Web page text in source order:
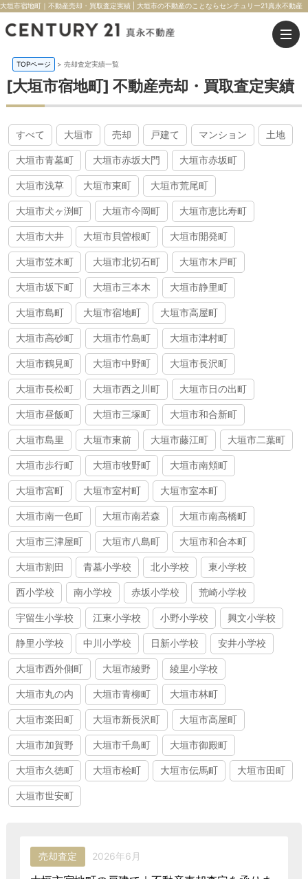
大垣市宿地町｜不動産売却・買取査定実績 | 大垣市の不動産のことならセンチュリー21真永不動産
TOPページ > 売却査定実績一覧
[大垣市宿地町] 不動産売却・買取査定実績
すべて 大垣市 売却 戸建て マンション 土地
大垣市青墓町 大垣市赤坂大門 大垣市赤坂町
大垣市浅草 大垣市東町 大垣市荒尾町
大垣市犬ヶ渕町 大垣市今岡町 大垣市恵比寿町
大垣市大井 大垣市貝曽根町 大垣市開発町
大垣市笠木町 大垣市北切石町 大垣市木戸町
大垣市坂下町 大垣市三本木 大垣市静里町
大垣市島町 大垣市宿地町 大垣市高屋町
大垣市高砂町 大垣市竹島町 大垣市津村町
大垣市鶴見町 大垣市中野町 大垣市長沢町
大垣市長松町 大垣市西之川町 大垣市日の出町
大垣市昼飯町 大垣市三塚町 大垣市和合新町
大垣市島里 大垣市東前 大垣市藤江町 大垣市二葉町
大垣市歩行町 大垣市牧野町 大垣市南頬町
大垣市宮町 大垣市室村町 大垣市室本町
大垣市南一色町 大垣市南若森 大垣市南高橋町
大垣市三津屋町 大垣市八島町 大垣市和合本町
大垣市割田 青墓小学校 北小学校 東小学校
西小学校 南小学校 赤坂小学校 荒崎小学校
宇留生小学校 江東小学校 小野小学校 興文小学校
静里小学校 中川小学校 日新小学校 安井小学校
大垣市西外側町 大垣市綾野 綾里小学校
大垣市丸の内 大垣市青柳町 大垣市林町
大垣市楽田町 大垣市新長沢町 大垣市高屋町
大垣市加賀野 大垣市千鳥町 大垣市御殿町
大垣市久徳町 大垣市桧町 大垣市伝馬町 大垣市田町
大垣市世安町
売却査定 2026年6月